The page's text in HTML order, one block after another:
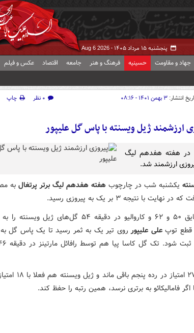
پنجشنبه ۱۵ مرداد ۱۴۰۵ - Aug 6 2026
جهاد و مقاومت حسینیه فرهنگ و هنر جامعه اقتصاد عکس و فیلم
انتشار: ۳ بهمن ۱۴۰۱ - ۰۸:۱۶ ۰ نظر
چاپ
ارزشمند ژیل ویسنته با پاس گل علیپور
در هفته هفدهم لیگ
ارزشمند شد.
یکشنبه شب در چارچوب هفته هفدهم لیگ برتر پرتغال به
در نهایت با نتیجه ۳ بر یک به پیروزی رسید.
در این دیدار فران در دقایق ۵۰ و ۶۲ و کاروالیو در دقیقه ۵۴ گل‌های ژیل
قطع توپعلی علیپورروی تیر یک به ثمر رسید تا یک پاس گل به
با این نتیجه، کاسا پیا با ۲۷ امتیاز در رده
اگر فامالیکائو به برتری نرسد، همین رتبه را حفظ کند.